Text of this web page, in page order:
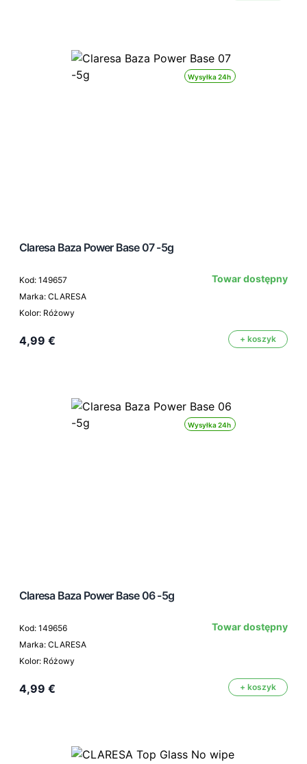
Wysyłka 24h
Claresa Baza Power Base 07 -5g
Kod: 149657
Marka: CLARESA
Kolor: Różowy
Towar dostępny
4,99 € + koszyk
Wysyłka 24h
Claresa Baza Power Base 06 -5g
Kod: 149656
Marka: CLARESA
Kolor: Różowy
Towar dostępny
4,99 € + koszyk